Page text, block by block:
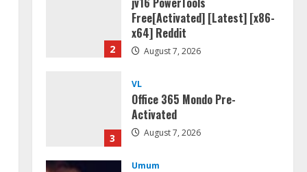
2
Free[Activated] [Latest] [x86-
x64] Reddit
August 7, 2026
3
VL
Office 365 Mondo Pre-
Activated
August 7, 2026
Umum